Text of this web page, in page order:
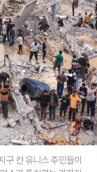
구 칸 유니스 주민들이